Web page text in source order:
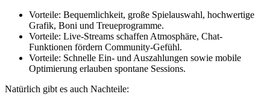
Vorteile: Bequemlichkeit, große Spielauswahl, hochwertige
Grafik, Boni und Treueprogramme.
Vorteile: Live-Streams schaffen Atmosphäre, Chat-
Funktionen fördern Community-Gefühl.
Vorteile: Schnelle Ein- und Auszahlungen sowie mobile
Optimierung erlauben spontane Sessions.
Natürlich gibt es auch Nachteile: